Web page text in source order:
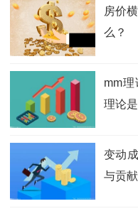
房价
么？
mm
理论
变动
与贡